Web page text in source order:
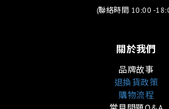
(聯絡時間 10:00 -
關於我們
品牌故事
退換貨政策
購物流程